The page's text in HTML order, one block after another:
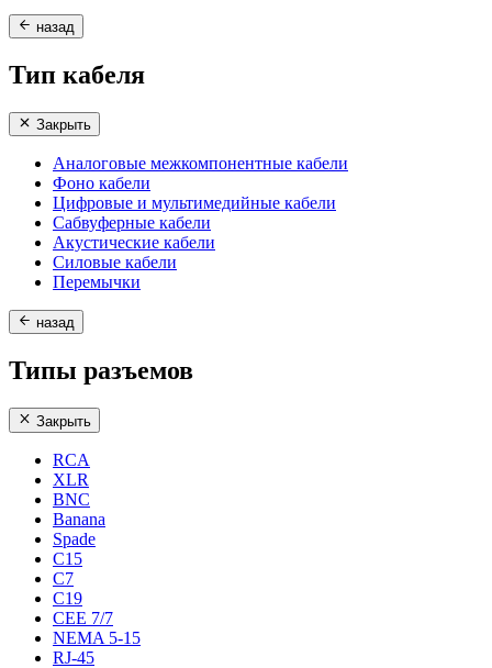
назад
Тип кабеля
Закрыть
Аналоговые межкомпонентные кабели
Фоно кабели
Цифровые и мультимедийные кабели
Сабвуферные кабели
Акустические кабели
Силовые кабели
Перемычки
назад
Типы разъемов
Закрыть
RCA
XLR
BNC
Banana
Spade
C15
С7
C19
CEE 7/7
NEMA 5-15
RJ-45